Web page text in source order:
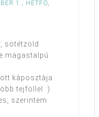
1., HÉTFŐ,
sötétzöld
magastalpú
kàposztàja
tejföllel :)
szerintem